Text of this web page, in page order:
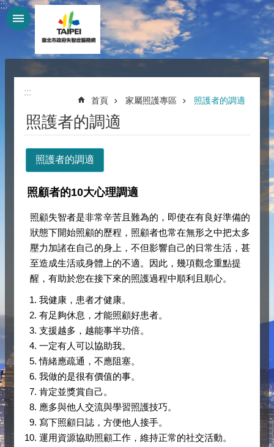
跳到主要內容區塊
:::
:::
首頁 家屬照護專區 照護者的調適
照護者的調適
照護者的調適
照顧者的10大心理調適
照顧失智者是非常辛苦且難為的，即使在有良好準備的
狀態下開始照顧的歷程，照顧者也常在無形之中把太多
壓力加諸在自己的身上，不但影響自己的日常生活，甚
至造成生活或身體上的不適。因此，幾項觀念重點提
醒，有助於您在接下來的照護過程中順利且順心。
我健康，患者才健康。
有足夠休息，才能照顧好患者。
支援越多，越能事半功倍。
一定有人可以協助我。
情緒應疏通，不應阻塞。
我做的是很有價值的事。
肯定並獎賞自己。
應多與他人交流與學習照護技巧。
寫下照顧日誌，方便他人接手。
運用資源協助照顧工作，維持正常的社交活動。